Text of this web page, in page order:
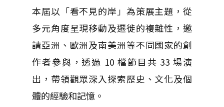
本屆以「看不見的岸」為策展主題，從
多元角度呈現移動及遷徙的複雜性，邀
請亞洲、歐洲及南美洲等不同國家的創
作者參與，透過 10 檔節目共 33 場演
出，帶領觀眾深入探索歷史、文化及個
體的經驗和記憶。